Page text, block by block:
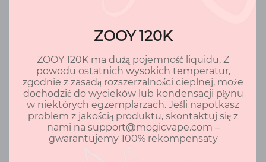
Powrót
ZOOY 120K
ZOOY 120K ma dużą pojemność liquidu. Z
powodu ostatnich wysokich temperatur,
zgodnie z zasadą rozszerzalności cieplnej, może
dochodzić do wycieków lub kondensacji płynu
w niektórych egzemplarzach. Jeśli napotkasz
problem z jakością produktu, skontaktuj się z
nami na support@mogicvape.com –
gwarantujemy 100% rekompensaty